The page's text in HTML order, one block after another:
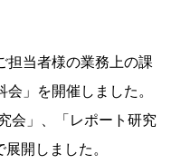
担当者様の業務上の課
」を開催しました。
会」、「レポート研究
開しました。